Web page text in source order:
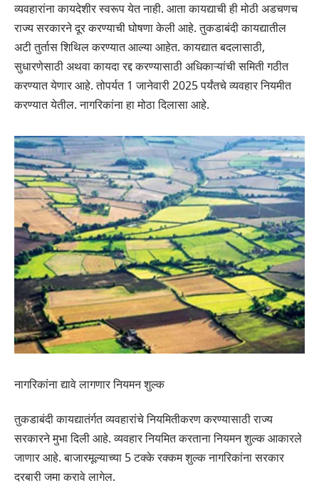
व्यवहारांना कायदेशीर स्वरूप येत नाही. आता कायद्याची ही मोठी अडचणच
राज्य सरकारने दूर करण्याची घोषणा केली आहे. तुकडाबंदी कायद्यातील
अटी तुर्तास शिथिल करण्यात आल्या आहेत. कायद्यात बदलासाठी,
सुधारणेसाठी अथवा कायदा रद्द करण्यासाठी अधिकाऱ्यांची समिती गठीत
करण्यात येणार आहे. तोपर्यत 1 जानेवारी 2025 पर्यंतचे व्यवहार नियमीत
करण्यात येतील. नागरिकांना हा मोठा दिलासा आहे.
नागरिकांना द्यावे लागणार नियमन शुल्क
तुकडाबंदी कायद्यातंर्गत व्यवहारांचे नियमितीकरण करण्यासाठी राज्य
सरकारने मुभा दिली आहे. व्यवहार नियमित करताना नियमन शुल्क आकारले
जाणार आहे. बाजारमूल्याच्या 5 टक्के रक्कम शुल्क नागरिकांना सरकार
दरबारी जमा करावे लागेल.